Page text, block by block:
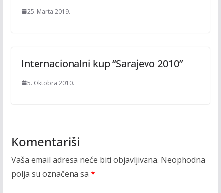
25. Marta 2019.
Internacionalni kup “Sarajevo 2010”
5. Oktobra 2010.
Komentariši
Vaša email adresa neće biti objavljivana. Neophodna
polja su označena sa *